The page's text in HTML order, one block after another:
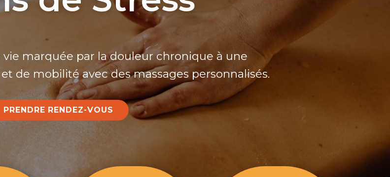
marquée par la douleur chronique à une
de mobilité avec des massages personnalisés.
PRENDRE ​RENDEZ-VOUS